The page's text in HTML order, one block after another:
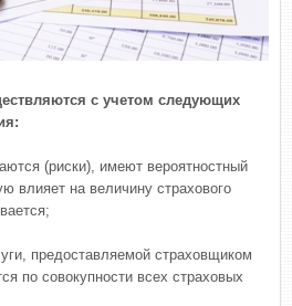
с учетом следующих
(риски), имеют вероятностный
влияет на величину страхового
предоставляемой страховщиком
по совокупности всех страховых